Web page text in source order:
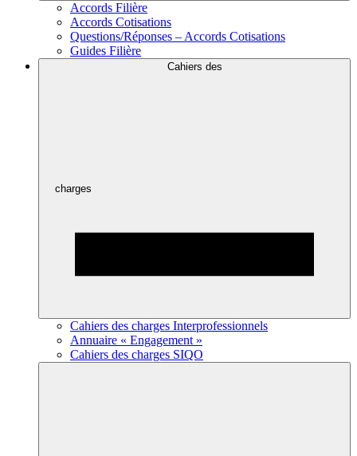
Accords Filière
Accords Cotisations
Questions/Réponses – Accords Cotisations
Guides Filière
Cahiers des
charges
Cahiers des charges Interprofessionnels
Annuaire « Engagement »
Cahiers des charges SIQO